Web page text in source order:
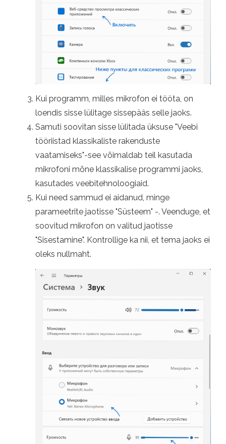
Kui programm, milles mikrofon ei tööta, on
loendis sisse lülitage sissepääs selle jaoks.
Samuti soovitan sisse lülitada üksuse "Veebi
tööriistad klassikaliste rakenduste
vaatamiseks"-see võimaldab teil kasutada
mikrofoni mõne klassikalise programmi jaoks,
kasutades veebitehnoloogiaid.
Kui need sammud ei aidanud, minge
parameetrite jaotisse "Süsteem" -. Veenduge, et
soovitud mikrofon on valitud jaotisse
"Sisestamine". Kontrollige ka nii, et tema jaoks ei
oleks nullmaht.